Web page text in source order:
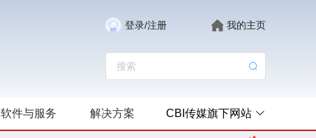
登录/注册 我的主页
软件与服务 解决方案 CBI传媒旗下网站